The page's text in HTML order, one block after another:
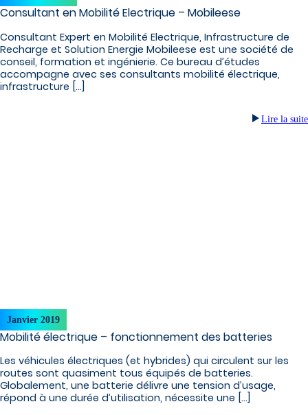
Consultant en Mobilité Electrique – Mobileese
Consultant Expert en Mobilité Electrique, Infrastructure de
Recharge et Solution Energie Mobileese est une société de
conseil, formation et ingénierie. Ce bureau d’études
accompagne avec ses consultants mobilité électrique,
infrastructure […]
Lire la suite
Janvier 2019
Mobilité électrique – fonctionnement des batteries
Les véhicules électriques (et hybrides) qui circulent sur les
routes sont quasiment tous équipés de batteries.
Globalement, une batterie délivre une tension d’usage,
répond à une durée d’utilisation, nécessite une […]